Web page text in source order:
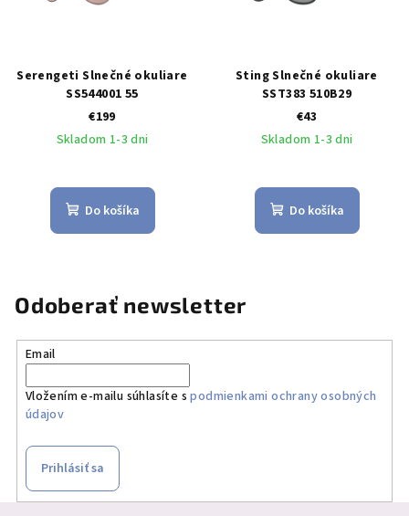
Serengeti Slnečné okuliare
SS544001 55
€199
Skladom 1-3 dni
Do košíka
Sting Slnečné okuliare
SST383 510B29
€43
Skladom 1-3 dni
Do košíka
Odoberať newsletter
Email
Vložením e-mailu súhlasíte spodmienkami ochrany osobných
údajov
Prihlásiť sa